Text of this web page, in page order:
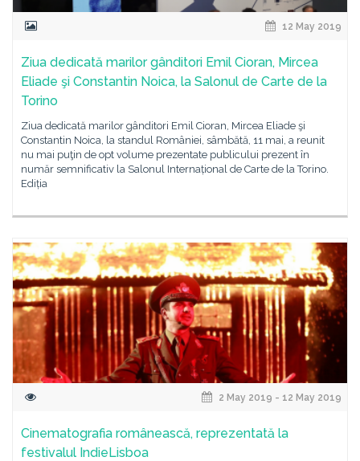
12 May 2019
Ziua dedicată marilor gânditori Emil Cioran, Mircea
Eliade şi Constantin Noica, la Salonul de Carte de la
Torino
Ziua dedicată marilor gânditori Emil Cioran, Mircea Eliade şi
Constantin Noica, la standul României, sâmbătă, 11 mai, a reunit
nu mai puţin de opt volume prezentate publicului prezent în
număr semnificativ la Salonul Internațional de Carte de la Torino.
Ediția
2 May 2019 - 12 May 2019
Cinematografia românească, reprezentată la
festivalul IndieLisboa